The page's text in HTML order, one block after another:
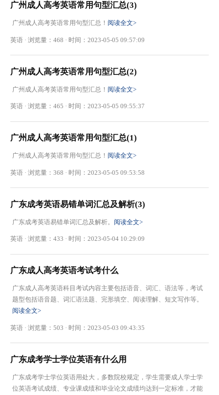
广州成人高考英语常用句型汇总(3)
广州成人高考英语常用句型汇总！ 阅读全文>
英语 · 浏览量：468 · 时间：2023-05-05 09:57:09
广州成人高考英语常用句型汇总(2)
广州成人高考英语常用句型汇总！ 阅读全文>
英语 · 浏览量：465 · 时间：2023-05-05 09:55:37
广州成人高考英语常用句型汇总(1)
广州成人高考英语常用句型汇总！ 阅读全文>
英语 · 浏览量：368 · 时间：2023-05-05 09:53:58
广东成考英语易错单词汇总及解析(3)
广东成考英语易错单词汇总及解析。 阅读全文>
英语 · 浏览量：433 · 时间：2023-05-04 10:29:09
广东成人高考英语考试考什么
广东成人高考英语科目考试内容主要包括语音、词汇、语法等，考试
题型包括语音题、词汇语法题、完形填空、阅读理解、短文写作等。
阅读全文>
英语 · 浏览量：503 · 时间：2023-05-03 09:43:35
广东成考学士学位英语有什么用
广东成考学士学位英语用处大，多数院校规定，学生需要成人学士学
位英语考试成绩、专业课成绩和毕业论文成绩均达到一定标准，才能